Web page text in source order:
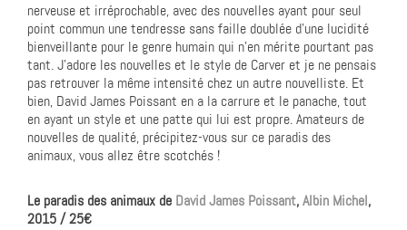
nerveuse et irréprochable, avec des nouvelles ayant pour seul
point commun une tendresse sans faille doublée d’une lucidité
bienveillante pour le genre humain qui n’en mérite pourtant pas
tant. J’adore les nouvelles et le style de Carver et je ne pensais
pas retrouver la même intensité chez un autre nouvelliste. Et
bien, David James Poissant en a la carrure et le panache, tout
en ayant un style et une patte qui lui est propre. Amateurs de
nouvelles de qualité, précipitez-vous sur ce paradis des
animaux, vous allez être scotchés !
Le paradis des animaux de David James Poissant,Albin Michel,
2015 / 25€